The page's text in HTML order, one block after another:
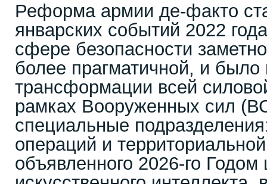
Реформа армии де-факто
январских событий 2022
сфере безопасности
более прагматичной, и
трансформации всей
рамках Вооруженных сил
специальные
операций и
объявленного 2026-го